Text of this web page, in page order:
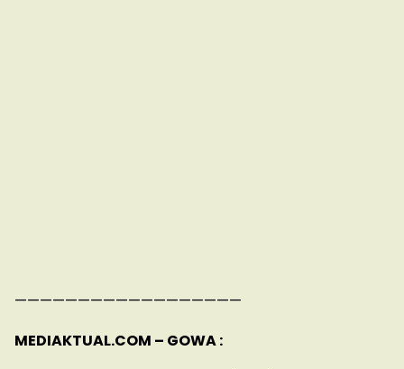
——————————————————
MEDIAKTUAL.COM – GOWA :